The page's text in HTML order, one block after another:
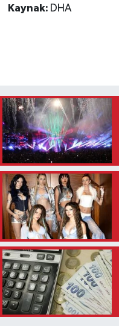
Kaynak: DHA